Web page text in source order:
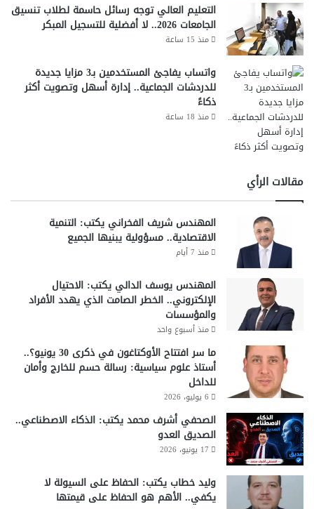
التعليم العالي توجه رسائل حاسمة لطلاب تنسيق
الجامعات 2026.. لا أفضلية للتسجيل المبكر
منذ 15 ساعة
واتساب يفاجئ المستخدمين بـ3 مزايا جديدة
للدردشات الجماعية.. إدارة أسهل وتصويت أكثر
ذكاءً
منذ 18 ساعة
مقالات الرأي
المهندس شريف الفخراني يكتب: التنمية
الاقتصادية.. مسؤولية يبنيها الجميع
منذ 7 أيام
المهندس يوسف الدالي يكتب: الاحتيال
الإلكتروني.. الخطر الصامت الذي يهدد الأفراد
والمؤسسات
منذ أسبوع واحد
ما سر افتتاح الأوكتاغون في ذكرى 30 يونيو؟..
أستاذ علوم سياسية: رسالة حسم للخارج وأمان
للداخل
6 يوليو، 2026
الصحفي أشرف محمد يكتب: الذكاء الاصطناعي..
الصديق العدو
17 يونيو، 2026
وليد خطاب يكتب: الحفاظ على السيولة لا
يكفي.. الأهم هو الحفاظ على قيمتها